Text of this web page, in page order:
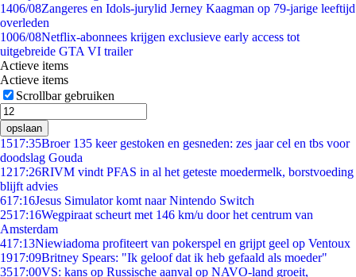
1406/08Zangeres en Idols-jurylid Jerney Kaagman op 79-jarige leeftijd
overleden
1006/08Netflix-abonnees krijgen exclusieve early access tot
uitgebreide GTA VI trailer
Actieve items
Actieve items
Scrollbar gebruiken
opslaan
1517:35Broer 135 keer gestoken en gesneden: zes jaar cel en tbs voor
doodslag Gouda
1217:26RIVM vindt PFAS in al het geteste moedermelk, borstvoeding
blijft advies
617:16Jesus Simulator komt naar Nintendo Switch
2517:16Wegpiraat scheurt met 146 km/u door het centrum van
Amsterdam
417:13Niewiadoma profiteert van pokerspel en grijpt geel op Ventoux
1917:09Britney Spears: "Ik geloof dat ik heb gefaald als moeder"
3517:00VS: kans op Russische aanval op NAVO-land groeit,